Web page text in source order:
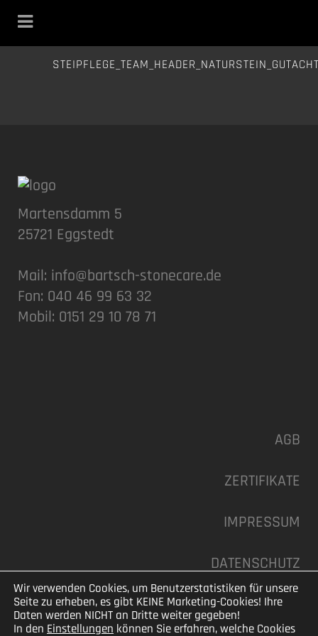
Martensdamm 5
25721 Eggstedt
Mail: info@bartsch-stonecare.de
Fon: 040 46 99 63 32
Mobil: 0151 29 10 78 71
AGB
ZERTIFIKATE
IMPRESSUM
DATENSCHUTZ
Wir verwenden Cookies, um Benutzerstatistiken für unsere
Seite zu erheben, es gibt KEINE Marketing-Cookies! Ihre
Daten werden NICHT an Dritte weiter gegeben!
In den Einstellungen können Sie erfahren, welche Cookies